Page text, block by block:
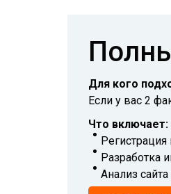
Для кого
Если у вас 2
Что включает:
Разработка
Анализ